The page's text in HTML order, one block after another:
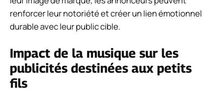
renforcer leur notoriété et créer un lien émotionnel
durable avec leur public cible.
Impact de la musique sur les
publicités destinées aux petits
fils